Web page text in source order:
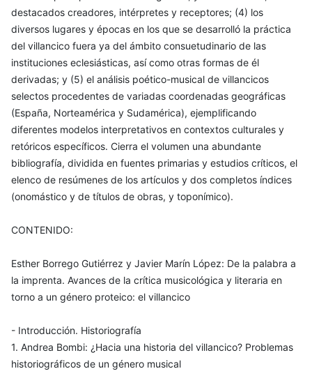
destacados creadores, intérpretes y receptores; (4) los
diversos lugares y épocas en los que se desarrolló la práctica
del villancico fuera ya del ámbito consuetudinario de las
instituciones eclesiásticas, así como otras formas de él
derivadas; y (5) el análisis poético-musical de villancicos
selectos procedentes de variadas coordenadas geográficas
(España, Norteamérica y Sudamérica), ejemplificando
diferentes modelos interpretativos en contextos culturales y
retóricos específicos. Cierra el volumen una abundante
bibliografía, dividida en fuentes primarias y estudios críticos, el
elenco de resúmenes de los artículos y dos completos índices
(onomástico y de títulos de obras, y toponímico).
CONTENIDO:
Esther Borrego Gutiérrez y Javier Marín López: De la palabra a
la imprenta. Avances de la crítica musicológica y literaria en
torno a un género proteico: el villancico
- Introducción. Historiografía
1. Andrea Bombi: ¿Hacia una historia del villancico? Problemas
historiográficos de un género musical